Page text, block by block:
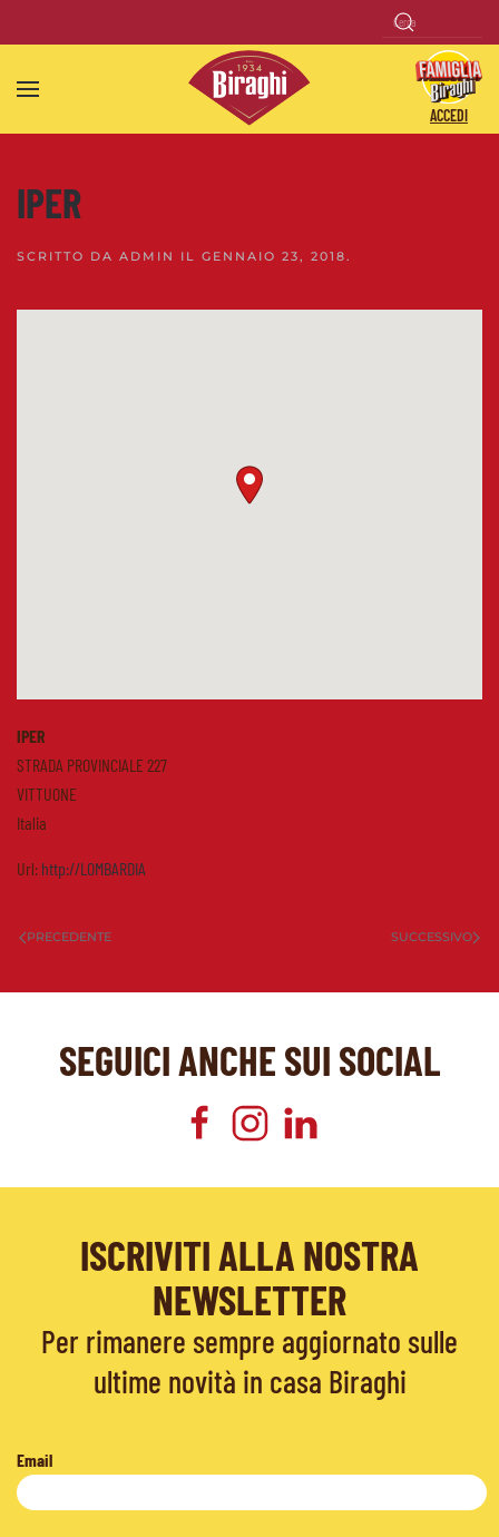
Skip to main content
ACCEDI
IPER
SCRITTO DA ADMIN IL GENNAIO 23, 2018.
IPER
STRADA PROVINCIALE 227
VITTUONE
Italia
Url: http://LOMBARDIA
PRECEDENTE SUCCESSIVO
SEGUICI ANCHE SUI SOCIAL
ISCRIVITI ALLA NOSTRA
NEWSLETTER
Per rimanere sempre aggiornato sulle
ultime novità in casa Biraghi
Email